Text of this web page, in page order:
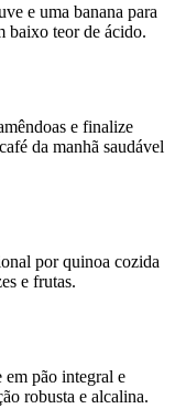
e uma banana para
baixo teor de ácido.
e finalize
da manhã saudável
por quinoa cozida
e frutas.
em pão integral e
robusta e alcalina.